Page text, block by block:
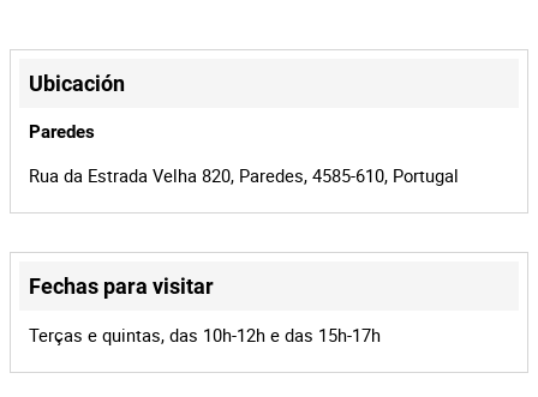
Id de la
subasta
41816
Id del lote
+
−
Leaflet ©OpenStreetMap
Ubicación
Paredes
Rua da Estrada Velha 820, Paredes, 4585-610, Portugal
Fechas para visitar
Terças e quintas, das 10h-12h e das 15h-17h